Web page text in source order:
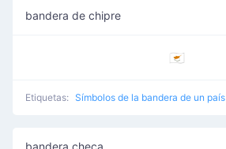
bandera de chipre
🇨🇾
Etiquetas: Símbolos de la bandera de un país
bandera checa